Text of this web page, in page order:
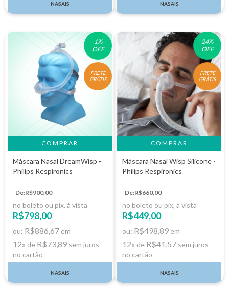
NASAIS NASAIS
1%
OFF
FRETE
GRÁTIS
Máscara Nasal DreamWisp -
Philips Respironics
De:R$900,00
no boleto ou pix, à vista
R$798,00
ou: R$886,67 em
12x de R$73,89 sem juros
no cartão
NASAIS
24%
OFF
FRETE
GRÁTIS
Máscara Nasal Wisp Silicone -
Philips Respironics
De:R$660,00
no boleto ou pix, à vista
R$449,00
ou: R$498,89 em
12x de R$41,57 sem juros
no cartão
NASAIS